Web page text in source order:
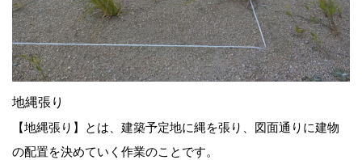
地縄張り
【地縄張り】とは、建築予定地に縄を張り、図面通りに建物
の配置を決めていく作業のことです。